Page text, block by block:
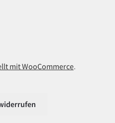
mit WooCommerce.